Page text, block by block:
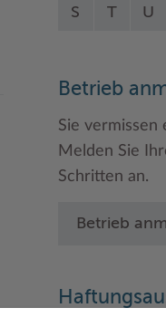
S T U
Betrieb
Sie vermissen
Melden Sie
Schritten an.
Betrieb